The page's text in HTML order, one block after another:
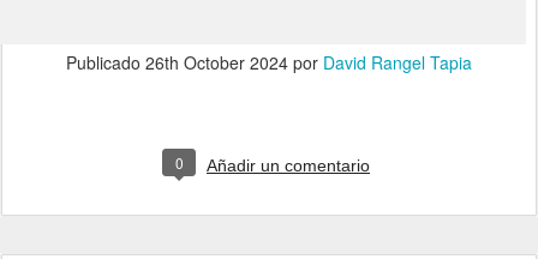
Publicado 26th October 2024 por David Rangel Tapia
0 Añadir un comentario